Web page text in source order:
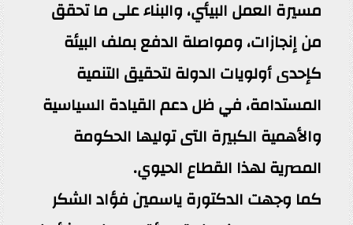
مسيرة العمل البيئي، والبناء على ما تحقق
من إنجازات، ومواصلة الدفع بملف البيئة
كإحدى أولويات الدولة لتحقيق التنمية
المستدامة، في ظل دعم القيادة السياسية
والأهمية الكبيرة التى توليها الحكومة
المصرية لهذا القطاع الحيوي.
كما وجهت الدكتورة ياسمين فؤاد الشكر